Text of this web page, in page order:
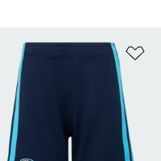
do zoznamu želaných